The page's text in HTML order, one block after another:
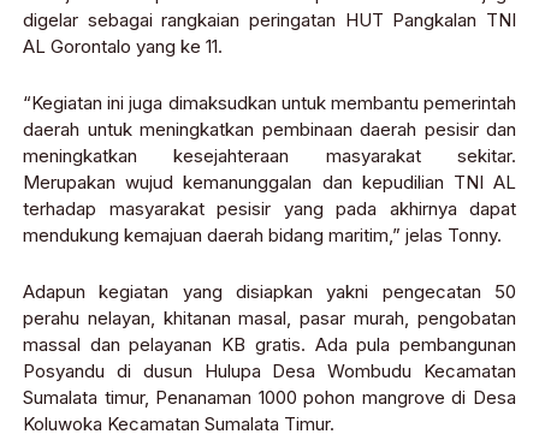
digelar sebagai rangkaian peringatan HUT Pangkalan TNI
AL Gorontalo yang ke 11.
“Kegiatan ini juga dimaksudkan untuk membantu pemerintah
daerah untuk meningkatkan pembinaan daerah pesisir dan
meningkatkan kesejahteraan masyarakat sekitar.
Merupakan wujud kemanunggalan dan kepudilian TNI AL
terhadap masyarakat pesisir yang pada akhirnya dapat
mendukung kemajuan daerah bidang maritim,” jelas Tonny.
Adapun kegiatan yang disiapkan yakni pengecatan 50
perahu nelayan, khitanan masal, pasar murah, pengobatan
massal dan pelayanan KB gratis. Ada pula pembangunan
Posyandu di dusun Hulupa Desa Wombudu Kecamatan
Sumalata timur, Penanaman 1000 pohon mangrove di Desa
Koluwoka Kecamatan Sumalata Timur.